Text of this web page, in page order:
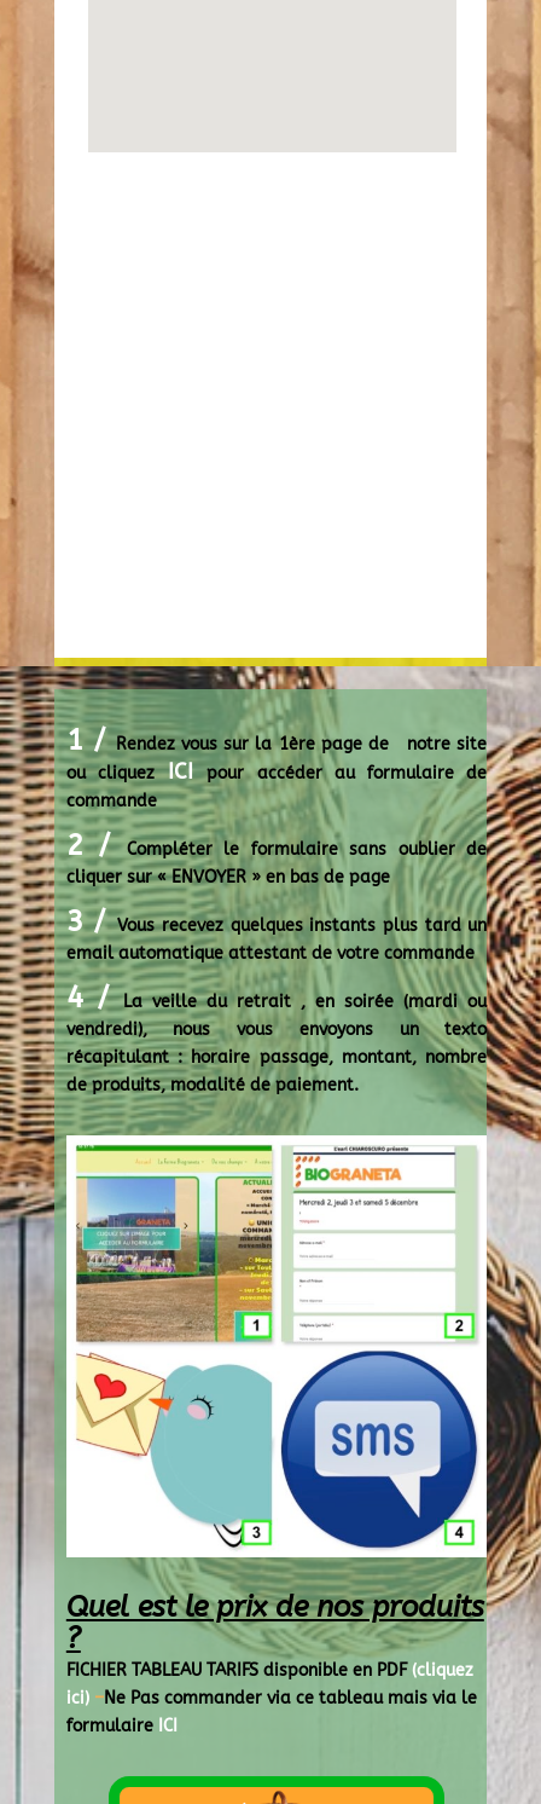
1 / Rendez vous sur la 1ère page de notre site
ou cliquezICIpour accéder au formulaire de
commande
2 /Compléter le formulaire sans oublier de
cliquer sur « ENVOYER » en bas de page
3 /Vous recevez quelques instants plus tard un
email automatique attestant de votre commande
4 /La veille du retrait , en soirée (mardi ou
vendredi), nous vous envoyons un texto
récapitulant : horaire passage, montant, nombre
de produits, modalité de paiement.
Quel est le prix de nos produits
?
FICHIER TABLEAU TARIFS disponible en PDF (cliquez
ici) –Ne Pas commander via ce tableau mais via le
formulaireICI